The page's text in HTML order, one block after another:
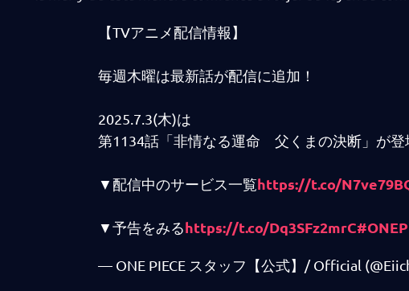
【TVアニメ配信情報】
毎週木曜は最新話が配信に追加！
2025.7.3(木)は
第1134話「非情なる運命 父くまの決断」が登
▼配信中のサービス一覧https://t.co/
▼予告をみるhttps://t.co/Dq3SFz2mrC
— ONE PIECE スタッフ【公式】/ Official